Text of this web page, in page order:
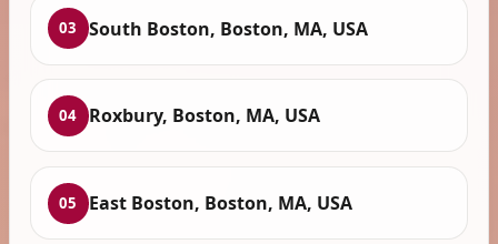
03 South Boston, Boston, MA, USA
04 Roxbury, Boston, MA, USA
05 East Boston, Boston, MA, USA